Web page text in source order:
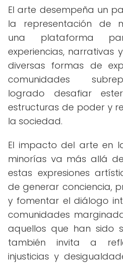
El arte desempeña un
la representación de
una plataforma
experiencias, narrativas
diversas formas de
comunidades
logrado desafiar
estructuras de poder y
la sociedad.
El impacto del arte en
minorías va más allá
estas expresiones
de generar conciencia,
y fomentar el diálogo
comunidades
aquellos que han sido
también invita a
injusticias y